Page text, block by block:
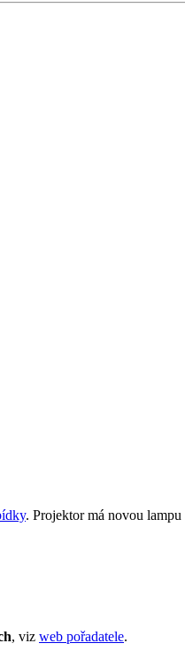
. Projektor má novou
, viz web pořadatele.